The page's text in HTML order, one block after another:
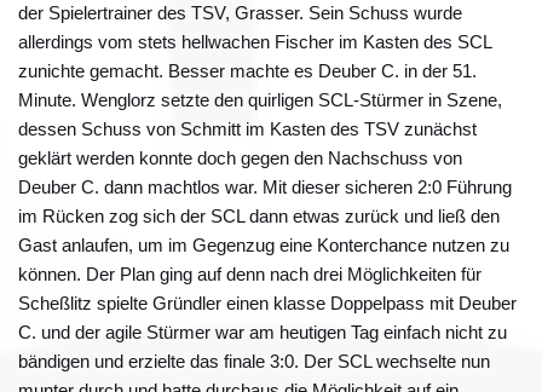
der Spielertrainer des TSV, Grasser. Sein Schuss wurde
allerdings vom stets hellwachen Fischer im Kasten des SCL
zunichte gemacht. Besser machte es Deuber C. in der 51.
Minute. Wenglorz setzte den quirligen SCL-Stürmer in Szene,
dessen Schuss von Schmitt im Kasten des TSV zunächst
geklärt werden konnte doch gegen den Nachschuss von
Deuber C. dann machtlos war. Mit dieser sicheren 2:0 Führung
im Rücken zog sich der SCL dann etwas zurück und ließ den
Gast anlaufen, um im Gegenzug eine Konterchance nutzen zu
können. Der Plan ging auf denn nach drei Möglichkeiten für
Scheßlitz spielte Gründler einen klasse Doppelpass mit Deuber
C. und der agile Stürmer war am heutigen Tag einfach nicht zu
bändigen und erzielte das finale 3:0. Der SCL wechselte nun